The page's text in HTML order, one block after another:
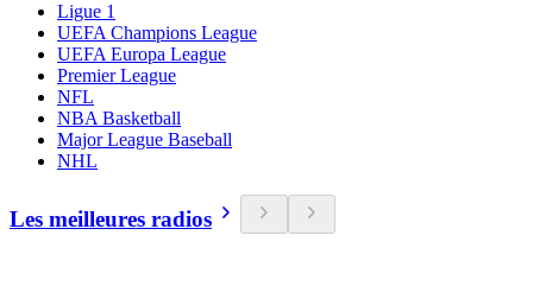
Ligue 1
UEFA Champions League
UEFA Europa League
Premier League
NFL
NBA Basketball
Major League Baseball
NHL
Les meilleures radios